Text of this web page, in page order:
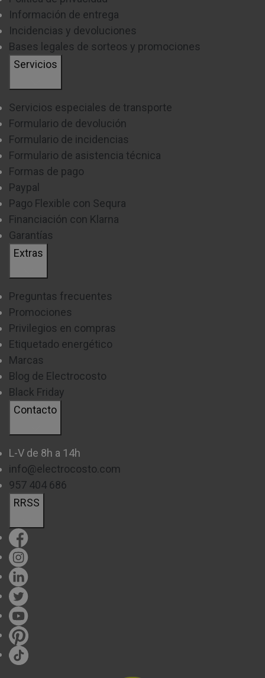
Información de entrega
Incidencias y devoluciones
Bases legales de sorteos y promociones
Servicios
Servicios especiales de transporte
Formulario de devolución
Formulario de incidencias
Formulario de asistencia técnica
Formas de pago
Paypal
Pago Flexible con Sequra
Financiación con Klarna
Garantías
Extras
Preguntas frecuentes
Promociones
Privilegios en compras
Etiquetado energético
Marcas
Blog de Electrocosto
Black Friday
Contacto
L-V de 8h a 14h
info@electrocosto.com
957 404 686
RRSS